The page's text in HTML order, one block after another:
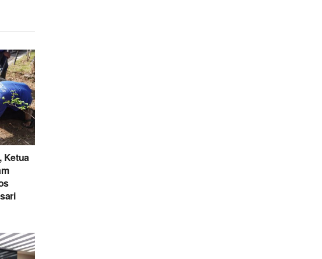
Ketua